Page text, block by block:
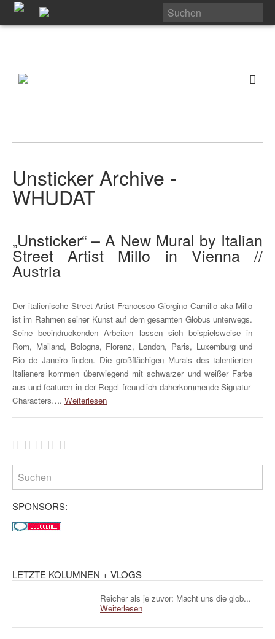
Unsticker Archive -
WHUDAT
„Unsticker“ – A New Mural by Italian
Street Artist Millo in Vienna //
Austria
Der italienische Street Artist Francesco Giorgino Camillo aka Millo
ist im Rahmen seiner Kunst auf dem gesamten Globus unterwegs.
Seine beeindruckenden Arbeiten lassen sich beispielsweise in
Rom, Mailand, Bologna, Florenz, London, Paris, Luxemburg und
Rio de Janeiro finden. Die großflächigen Murals des talentierten
Italieners kommen überwiegend mit schwarzer und weißer Farbe
aus und featuren in der Regel freundlich daherkommende Signatur-
Characters…. Weiterlesen
SPONSORS:
LETZTE KOLUMNEN + VLOGS
Reicher als je zuvor: Macht uns die glob...
Weiterlesen